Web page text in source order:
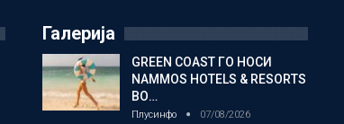
Галерија
GREEN COAST ГО НОСИ
NAMMOS HOTELS & RESORTS
ВО…
Плусинфо 07/08/2026